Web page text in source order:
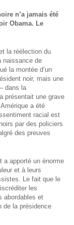
n’a jamais été
Obama. Le
la réélection du
naissance de
la montée d’un
noir, mais une
dans la
présentait une grave
a été
racial est
par des policiers
des preuves
a apporté un énorme
et à leurs
Le fait que le
les
abordables et
de la présidence